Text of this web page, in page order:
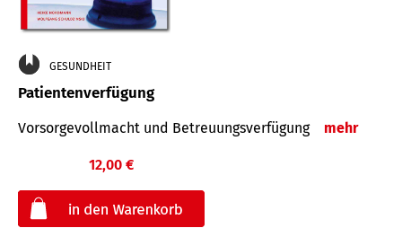
GESUNDHEIT
Patientenverfügung
Vorsorgevollmacht und Betreuungsverfügung mehr
12,00 €